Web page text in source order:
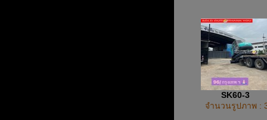
SK60-3
จำนวนรูปภาพ :